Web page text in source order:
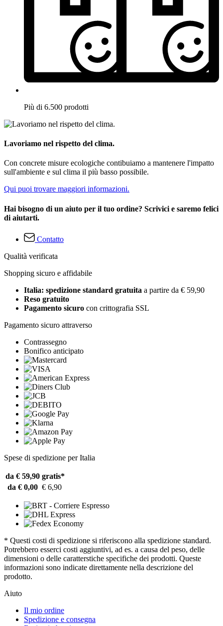
Più di 6.500 prodotti
Lavoriamo nel rispetto del clima.
Con concrete misure ecologiche contibuiamo a mantenere l'impatto
sull'ambiente e sul clima il più basso possibile.
Qui puoi trovare maggiori informazioni.
Hai bisogno di un aiuto per il tuo ordine? Scrivici e saremo felici
di aiutarti.
Contatto
Qualità verificata
Shopping sicuro e affidabile
Italia: spedizione standard gratuita a partire da € 59,90
Reso gratuito
Pagamento sicuro con crittografia SSL
Pagamento sicuro attraverso
Contrassegno
Bonifico anticipato
Spese di spedizione per Italia
da € 59,90 gratis*
da € 0,00 € 6,90
* Questi costi di spedizione si riferiscono alla spedizione standard.
Potrebbero esserci costi aggiuntivi, ad es. a causa del peso, delle
dimensioni o delle caratterstiche specifiche dei prodotti. Queste
informazioni sono indicate direttamente nella descrizione del
prodotto.
Aiuto
Il mio ordine
Spedizione e consegna